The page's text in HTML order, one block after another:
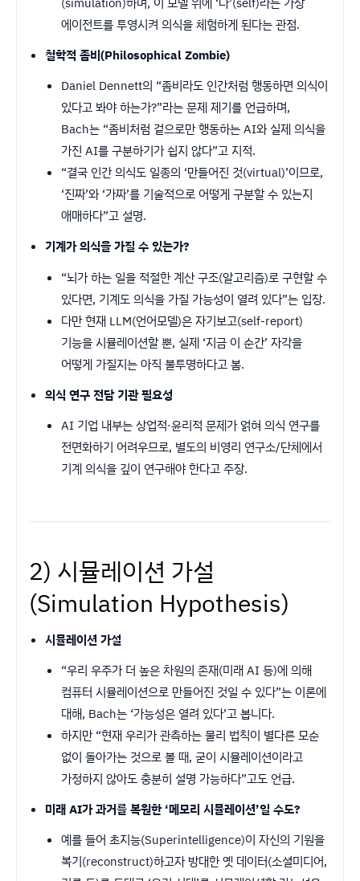
에이전트를 투영시켜 의식을 체험하게 된다는 관점.
철학적 좀비(Philosophical Zombie)
Daniel Dennett의 “좀비라도 인간처럼 행동하면 의식이
있다고 봐야 하는가?”라는 문제 제기를 언급하며,
Bach는 “좀비처럼 겉으로만 행동하는 AI와 실제 의식을
가진 AI를 구분하기가 쉽지 않다”고 지적.
“결국 인간 의식도 일종의 ‘만들어진 것(virtual)’이므로,
‘진짜’와 ‘가짜’를 기술적으로 어떻게 구분할 수 있는지
애매하다”고 설명.
기계가 의식을 가질 수 있는가?
“뇌가 하는 일을 적절한 계산 구조(알고리즘)로 구현할 수
있다면, 기계도 의식을 가질 가능성이 열려 있다”는 입장.
다만 현재 LLM(언어모델)은 자기보고(self-report)
기능을 시뮬레이션할 뿐, 실제 ‘지금 이 순간’ 자각을
어떻게 가질지는 아직 불투명하다고 봄.
의식 연구 전담 기관 필요성
AI 기업 내부는 상업적·윤리적 문제가 얽혀 의식 연구를
전면화하기 어려우므로, 별도의 비영리 연구소/단체에서
기계 의식을 깊이 연구해야 한다고 주장.
2) 시뮬레이션 가설
(Simulation Hypothesis)
시뮬레이션 가설
“우리 우주가 더 높은 차원의 존재(미래 AI 등)에 의해
컴퓨터 시뮬레이션으로 만들어진 것일 수 있다”는 이론에
대해, Bach는 ‘가능성은 열려 있다’고 봅니다.
하지만 “현재 우리가 관측하는 물리 법칙이 별다른 모순
없이 돌아가는 것으로 볼 때, 굳이 시뮬레이션이라고
가정하지 않아도 충분히 설명 가능하다”고도 언급.
미래 AI가 과거를 복원한 ‘메모리 시뮬레이션’일 수도?
예를 들어 초지능(Superintelligence)이 자신의 기원을
복기(reconstruct)하고자 방대한 옛 데이터(소셜미디어,